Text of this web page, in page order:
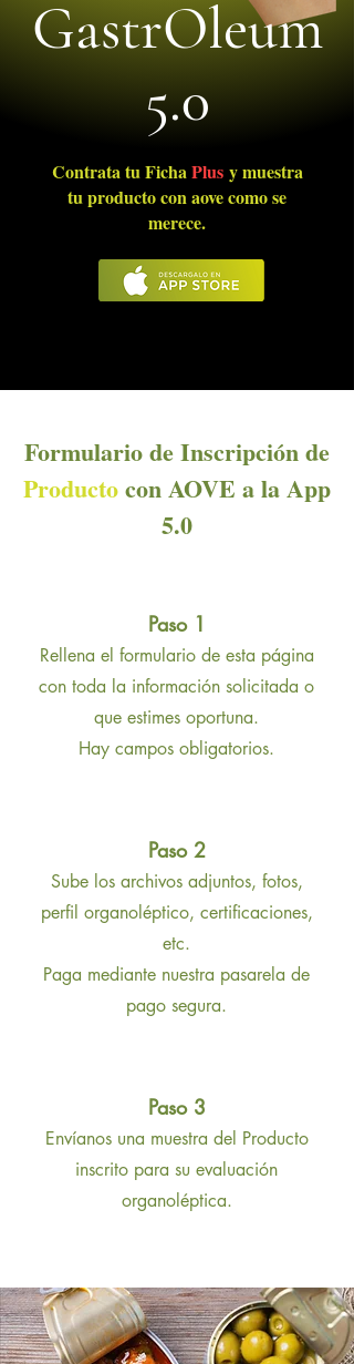
GastrOleum
5.0
Contrata tu FichaPlusy muestra
tu producto con aove como se
merece.
Formulario de Inscripción de
Productocon AOVE a la App
5.0
Paso 1
Rellena el formulario de esta página
con toda la información solicitada o
que estimes oportuna.
Hay campos obligatorios.
Paso 2
Sube los archivos adjuntos, fotos,
perfil organoléptico, certificaciones,
etc.
Paga mediante nuestra pasarela de
pago segura.
Paso 3
Envíanos una muestra del Producto
inscrito para su evaluación
organoléptica.